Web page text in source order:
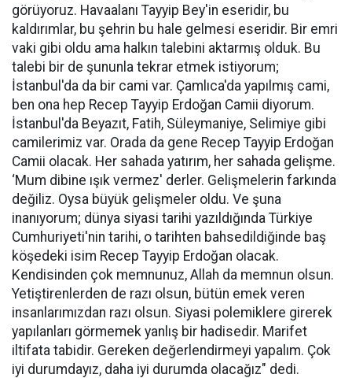
görüyoruz. Havaalanı Tayyip Bey'in eseridir, bu
kaldırımlar, bu şehrin bu hale gelmesi eseridir. Bir emri
vaki gibi oldu ama halkın talebini aktarmış olduk. Bu
talebi bir de şununla tekrar etmek istiyorum;
İstanbul'da da bir cami var. Çamlıca'da yapılmış cami,
ben ona hep Recep Tayyip Erdoğan Camii diyorum.
İstanbul'da Beyazıt, Fatih, Süleymaniye, Selimiye gibi
camilerimiz var. Orada da gene Recep Tayyip Erdoğan
Camii olacak. Her sahada yatırım, her sahada gelişme.
‘Mum dibine ışık vermez' derler. Gelişmelerin farkında
değiliz. Oysa büyük gelişmeler oldu. Ve şuna
inanıyorum; dünya siyasi tarihi yazıldığında Türkiye
Cumhuriyeti'nin tarihi, o tarihten bahsedildiğinde baş
köşedeki isim Recep Tayyip Erdoğan olacak.
Kendisinden çok memnunuz, Allah da memnun olsun.
Yetiştirenlerden de razı olsun, bütün emek veren
insanlarımızdan razı olsun. Siyasi polemiklere girerek
yapılanları görmemek yanlış bir hadisedir. Marifet
iltifata tabidir. Gereken değerlendirmeyi yapalım. Çok
iyi durumdayız, daha iyi durumda olacağız" dedi.